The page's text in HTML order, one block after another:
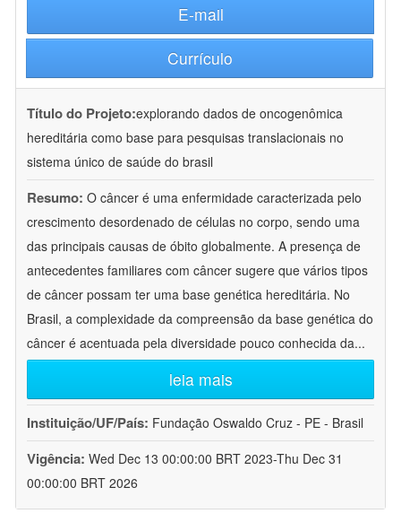
E-mail
Currículo
Título do Projeto:explorando dados de oncogenômica
hereditária como base para pesquisas translacionais no
sistema único de saúde do brasil
Resumo: O câncer é uma enfermidade caracterizada pelo
crescimento desordenado de células no corpo, sendo uma
das principais causas de óbito globalmente. A presença de
antecedentes familiares com câncer sugere que vários tipos
de câncer possam ter uma base genética hereditária. No
Brasil, a complexidade da compreensão da base genética do
câncer é acentuada pela diversidade pouco conhecida da...
leia mais
Instituição/UF/País: Fundação Oswaldo Cruz - PE - Brasil
Vigência: Wed Dec 13 00:00:00 BRT 2023-Thu Dec 31
00:00:00 BRT 2026